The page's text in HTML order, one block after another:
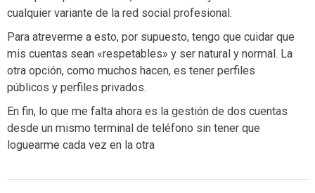
cualquier variante de la red social profesional.
Para atreverme a esto, por supuesto, tengo que cuidar que
mis cuentas sean «respetables» y ser natural y normal. La
otra opción, como muchos hacen, es tener perfiles
públicos y perfiles privados.
En fin, lo que me falta ahora es la gestión de dos cuentas
desde un mismo terminal de teléfono sin tener que
loguearme cada vez en la otra